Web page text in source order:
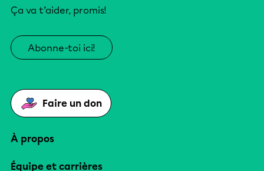
Ça va t’aider, promis!
Abonne-toi ici!
Faire un don
À propos
Équipe et carrières